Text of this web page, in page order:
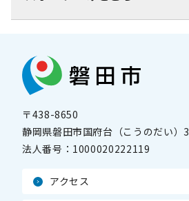
〒438-8650
静岡県磐田市国府台（こうのだい）
法人番号： 1000020222119
アクセス